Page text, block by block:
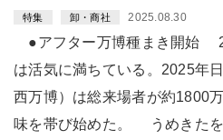
特集 卸・商社 2025.08.30
●アフター万博種まき開始
は活気に満ちている。2025年
西万博）は総来場者が約1800
味を帯び始めた。 うめきた